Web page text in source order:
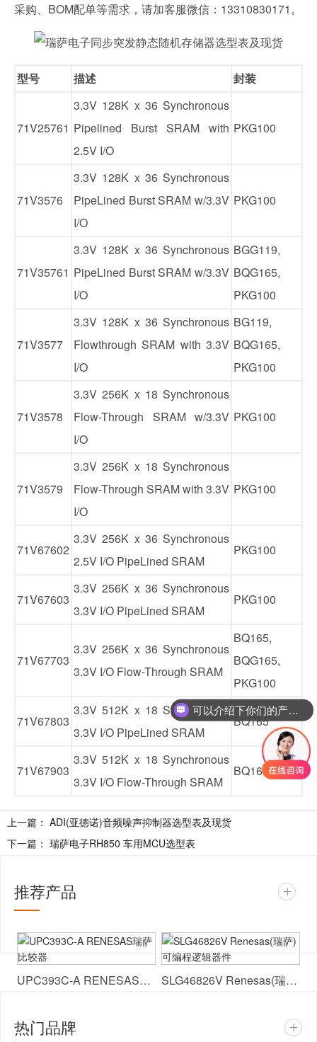
采购、BOM配单等需求，请加客服微信：13310830171。
型号 描述 封装
71V25761
3.3V 128K x 36 Synchronous
Pipelined Burst SRAM with
2.5V I/O
PKG100
71V3576
3.3V 128K x 36 Synchronous
PipeLined Burst SRAM w/3.3V
I/O
PKG100
71V35761
3.3V 128K x 36 Synchronous
PipeLined Burst SRAM w/3.3V
I/O
BGG119,
BQG165,
PKG100
71V3577
3.3V 128K x 36 Synchronous
Flowthrough SRAM with 3.3V
I/O
BG119,
BQG165,
PKG100
71V3578
3.3V 256K x 18 Synchronous
Flow-Through SRAM w/3.3V
I/O
PKG100
71V3579
3.3V 256K x 18 Synchronous
Flow-Through SRAM with 3.3V
I/O
PKG100
71V67602
3.3V 256K x 36 Synchronous
2.5V I/O PipeLined SRAM
PKG100
71V67603
3.3V 256K x 36 Synchronous
3.3V I/O PipeLined SRAM
PKG100
71V67703
3.3V 256K x 36 Synchronous
3.3V I/O Flow-Through SRAM
BQ165,
BQG165,
PKG100
71V67803
3.3V 512K x 18 Synchronous
3.3V I/O PipeLined SRAM
BQ165
71V67903
3.3V 512K x 18 Synchronous
3.3V I/O Flow-Through SRAM
BQ165
上一篇： ADI(亚德诺)音频噪声抑制器选型表及现货
下一篇： 瑞萨电子RH850 车用MCU选型表
推荐产品 +
UPC393C-A RENESAS瑞萨 比较器 SLG46826V Renesas(瑞萨) 可编程逻辑器件
热门品牌 +
可以介绍下你们的产品么